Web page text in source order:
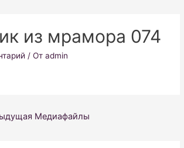
из мрамора 074
/ От admin
Медиафайлы